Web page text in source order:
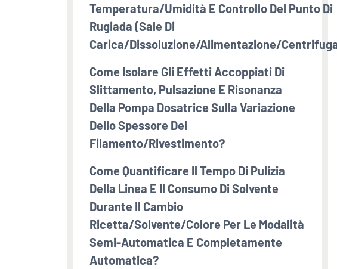
Temperatura/umidità E Controllo Del Punto Di
Rugiada (sale Di
Carica/dissoluzione/alimentazione/
Come Isolare Gli Effetti Accoppiati Di
Slittamento, Pulsazione E Risonanza
Della Pompa Dosatrice Sulla Variazione
Dello Spessore Del
Filamento/rivestimento?
Come Quantificare Il Tempo Di Pulizia
Della Linea E Il Consumo Di Solvente
Durante Il Cambio
Ricetta/solvente/colore Per Le Modalità
Semi-Automatica E Completamente
Automatica?